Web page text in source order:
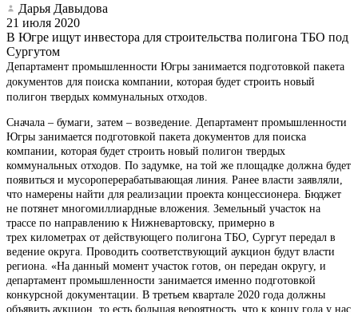
Дарья Давыдова
21 июля 2020
В Югре ищут инвестора для строительства полигона ТБО под
Сургутом
Департамент промышленности Югры занимается подготовкой пакета
документов для поиска компании, которая будет строить новый
полигон твердых коммунальных отходов.
Сначала – бумаги, затем – возведение. Департамент промышленности
Югры занимается подготовкой пакета документов для поиска
компании, которая будет строить новый полигон твердых
коммунальных отходов. По задумке, на той же площадке должна будет
появиться и мусороперерабатывающая линия. Ранее власти заявляли,
что намерены найти для реализации проекта концессионера. Бюджет
не потянет многомиллиардные вложения. Земельный участок на
трассе по направлению к Нижневартовску, примерно в
трех километрах от действующего полигона ТБО, Сургут передал в
ведение округа. Проводить соответствующий аукцион будут власти
региона. «На данный момент участок готов, он передан округу, и
департамент промышленности занимается именно подготовкой
конкурсной документации. В третьем квартале 2020 года должны
объявить аукцион, то есть большая вероятность, что к концу года у нас